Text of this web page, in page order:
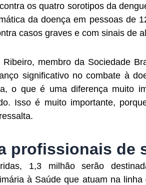
os quatro sorotipos da
da doença em pessoas de
casos graves e com sinais de
membro da Sociedade
significativo no combate à
o que é uma diferença muito
Isso é muito importante,
profissionais de
1,3 milhão serão
à Saúde que atuam na